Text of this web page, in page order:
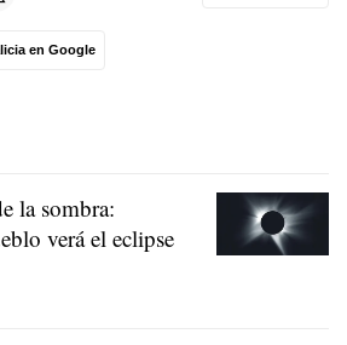
en Google
la sombra:
verá el eclipse